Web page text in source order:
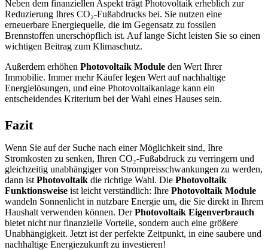
Neben dem finanziellen Aspekt trägt Photovoltaik erheblich zur
Reduzierung Ihres CO₂-Fußabdrucks bei. Sie nutzen eine
erneuerbare Energiequelle, die im Gegensatz zu fossilen
Brennstoffen unerschöpflich ist. Auf lange Sicht leisten Sie so einen
wichtigen Beitrag zum Klimaschutz.
Außerdem erhöhen Photovoltaik Module den Wert Ihrer
Immobilie. Immer mehr Käufer legen Wert auf nachhaltige
Energielösungen, und eine Photovoltaikanlage kann ein
entscheidendes Kriterium bei der Wahl eines Hauses sein.
Fazit
Wenn Sie auf der Suche nach einer Möglichkeit sind, Ihre
Stromkosten zu senken, Ihren CO₂-Fußabdruck zu verringern und
gleichzeitig unabhängiger von Strompreisschwankungen zu werden,
dann ist Photovoltaik die richtige Wahl. Die Photovoltaik
Funktionsweise ist leicht verständlich: Ihre Photovoltaik Module
wandeln Sonnenlicht in nutzbare Energie um, die Sie direkt in Ihrem
Haushalt verwenden können. DerPhotovoltaik Eigenverbrauch
bietet nicht nur finanzielle Vorteile, sondern auch eine größere
Unabhängigkeit. Jetzt ist der perfekte Zeitpunkt, in eine saubere und
nachhaltige Energiezukunft zu investieren!